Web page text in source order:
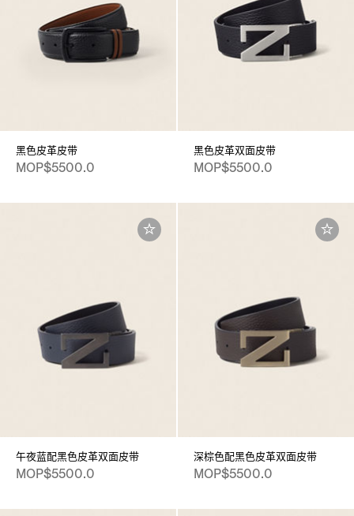
黑色皮革皮带
MOP$5500.0
黑色皮革双面皮带
MOP$5500.0
午夜蓝配黑色皮革双面皮带
MOP$5500.0
深棕色配黑色皮革双面皮带
MOP$5500.0